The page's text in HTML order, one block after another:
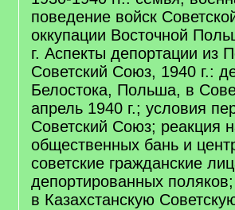
поведение войск
оккупации Восточной
г. Аспекты депортации из
Советский Союз, 1940 г.:
Белостока, Польша, в
апрель 1940 г.; условия
Советский Союз; реакция
общественных бань и
советские гражданские
депортированных
в Казахстанскую